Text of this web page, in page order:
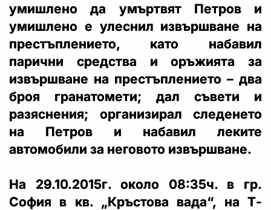
умишлено да умъртвят Петров и
умишлено е улеснил извършване на
престъплението, като набавил
парични средства и оръжията за
извършване на престъплението – два
броя гранатомети; дал съвети и
разяснения; организирал следенето
на Петров и набавил леките
автомобили за неговото извършване.
На 29.10.2015г. около 08:35ч. в гр.
София в кв. „Кръстова вада“, на Т-